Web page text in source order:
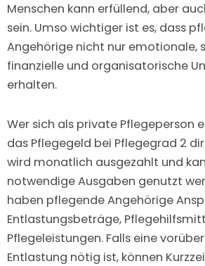
Menschen kann erfüllend, aber
sein. Umso wichtiger ist es, dass
Angehörige nicht nur emotionale,
finanzielle und organisatorische
erhalten.
Wer sich als private Pflegeperson
das Pflegegeld bei Pflegegrad 2
wird monatlich ausgezahlt und
notwendige Ausgaben genutzt
haben pflegende Angehörige
Entlastungsbeträge,
Pflegeleistungen. Falls eine
Entlastung nötig ist, können